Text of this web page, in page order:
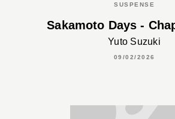
SUSPENSE
Sakamoto Days -
Yuto Suzuki
09/02/2026